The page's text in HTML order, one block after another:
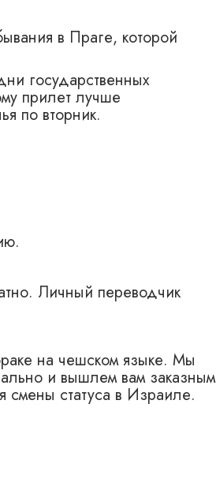
в Праге, которой
государственных
прилет лучше
по вторник.
Личный переводчик
на чешском языке. Мы
и вышлем вам заказным
смены статуса в Израиле.